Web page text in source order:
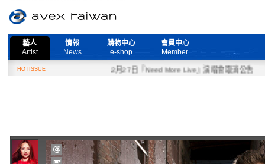
藝人
Artist
情報
News
購物中心
e-shop
會員中心
Member
HOTISSUE 2月27日『Need More Live』演唱會取消公告